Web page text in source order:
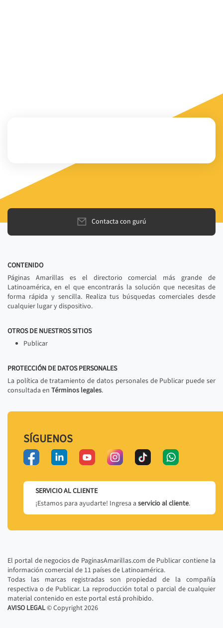
Contacta con gurú
CONTENIDO
Páginas Amarillas es el directorio comercial más grande de
Latinoamérica, en el que encontrarás la solución que necesitas de
forma rápida y sencilla. Realiza tus búsquedas comerciales desde
cualquier lugar y dispositivo.
OTROS DE NUESTROS SITIOS
Publicar
PROTECCIÓN DE DATOS PERSONALES
La política de tratamiento de datos personales de Publicar puede ser
consultada en Términos legales.
SÍGUENOS
SERVICIO AL CLIENTE
¡Estamos para ayudarte! Ingresa a servicio al cliente.
El portal de negocios de PaginasAmarillas.com de Publicar contiene la
información comercial de 11 países de Latinoamérica.
Todas las marcas registradas son propiedad de la compañía
respectiva o de Publicar. La reproducción total o parcial de cualquier
material contenido en este portal está prohibido.
AVISO LEGAL© Copyright2026